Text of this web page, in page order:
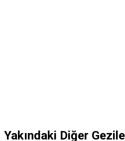
Yakındaki Diğer